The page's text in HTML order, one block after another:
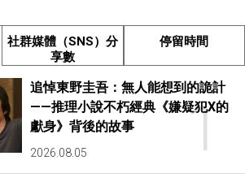
社群媒體（SNS）分
享數
停留時間
1
追悼東野圭吾：無人能想到的詭計
——推理小說不朽經典《嫌疑犯X的
獻身》背後的故事
2026.08.05